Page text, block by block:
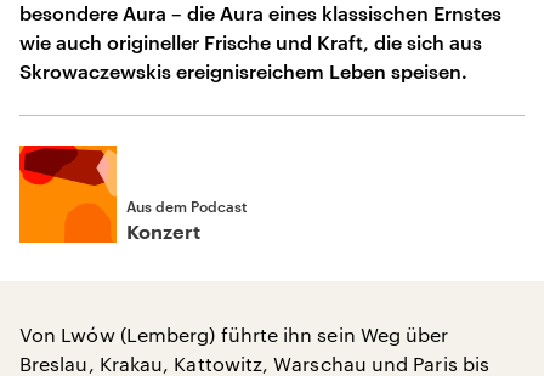
besondere Aura – die Aura eines klassischen Ernstes
wie auch origineller Frische und Kraft, die sich aus
Skrowaczewskis ereignisreichem Leben speisen.
Aus dem Podcast
Konzert
Von Lwów (Lemberg) führte ihn sein Weg über
Breslau, Krakau, Kattowitz, Warschau und Paris bis